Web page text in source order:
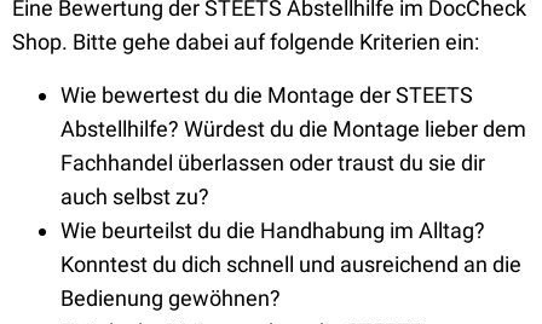
Eine Bewertung der STEETS Abstellhilfe im DocCheck
Shop. Bitte gehe dabei auf folgende Kriterien ein:
Wie bewertest du die Montage der STEETS
Abstellhilfe? Würdest du die Montage lieber dem
Fachhandel überlassen oder traust du sie dir
auch selbst zu?
Wie beurteilst du die Handhabung im Alltag?
Konntest du dich schnell und ausreichend an die
Bedienung gewöhnen?